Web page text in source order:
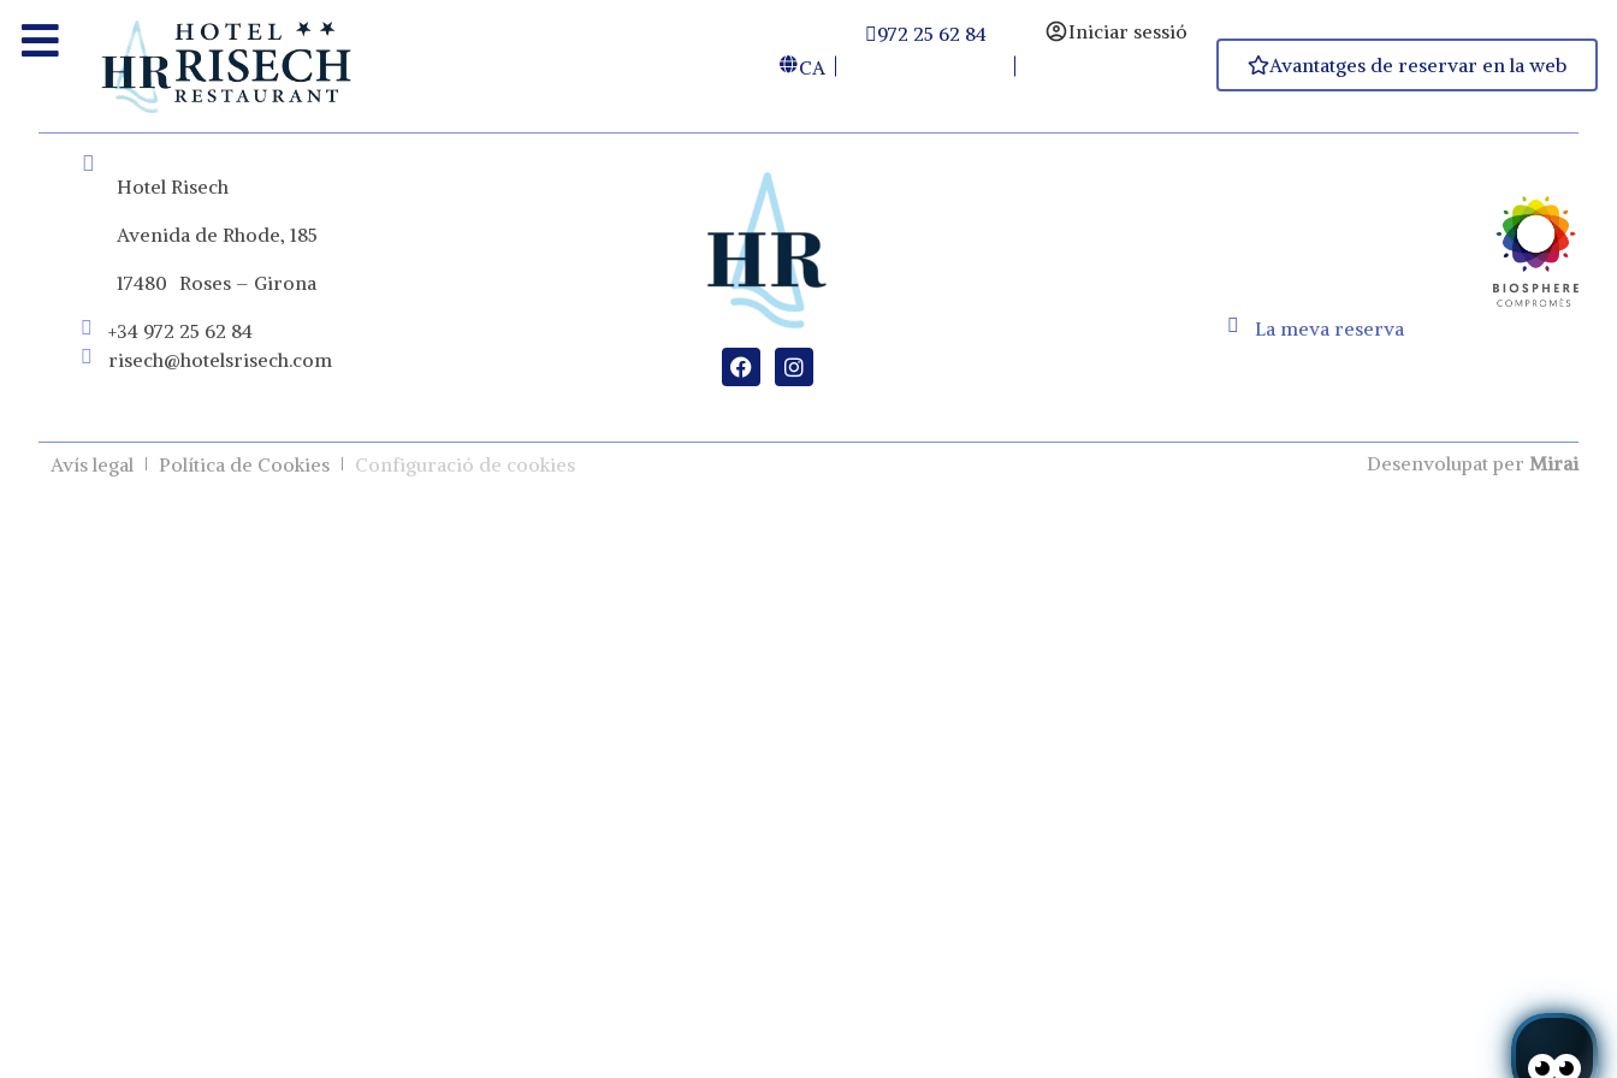
Avantatges de reservar en la web
Iniciar sessió
972 25 62 84
CA
Hotel Risech
Avenida de Rhode, 185
17480 Roses – Girona
+34 972 25 62 84
risech@hotelsrisech.com
La meva reserva
Avís legal Política de Cookies Configuració de cookies Desenvolupat per Mirai